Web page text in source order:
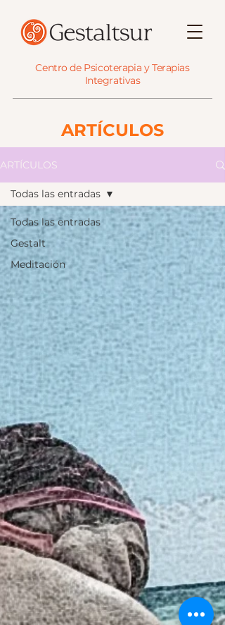
Centro de Psicoterapia y Terapias
Integrativas
ARTÍCULOS
ARTÍCULOS
Todas las entradas
Gestalt
Meditación
Todas las entradas